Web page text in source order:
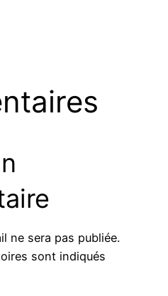
ne sera pas publiée.
sont indiqués